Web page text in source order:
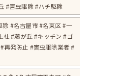
#害虫駆除 #ハチ駆除
#名古屋市 #名東区 #一
社 #藤が丘 #キッチン #ゴ
再発防止 #害虫駆除業者 #